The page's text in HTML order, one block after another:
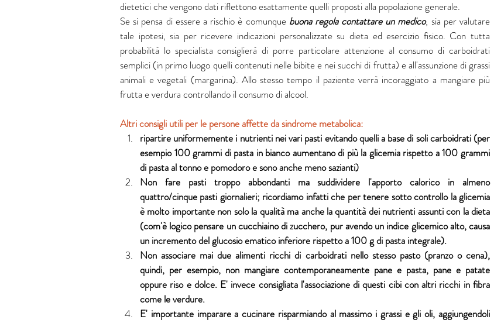
dietetici che vengono dati riflettono esattamente quelli proposti alla popolazione generale.
Se si pensa di essere a rischio è comunque buona regola contattare un medico, sia per valutare
tale ipotesi, sia per ricevere indicazioni personalizzate su dieta ed esercizio fisico. Con tutta
probabilità lo specialista consiglierà di porre particolare attenzione al consumo di carboidrati
semplici (in primo luogo quelli contenuti nelle bibite e nei succhi di frutta) e all'assunzione di grassi
animali e vegetali (margarina). Allo stesso tempo il paziente verrà incoraggiato a mangiare più
frutta e verdura controllando il consumo di alcool.
Altri consigli utili per le persone affette da sindrome metabolica:
ripartire uniformemente i nutrienti nei vari pasti evitando quelli a base di soli carboidrati (per
esempio 100 grammi di pasta in bianco aumentano di più la glicemia rispetto a 100 grammi
di pasta al tonno e pomodoro e sono anche meno sazianti)
Non fare pasti troppo abbondanti ma suddividere l'apporto calorico in almeno
quattro/cinque pasti giornalieri; ricordiamo infatti che per tenere sotto controllo la glicemia
è molto importante non solo la qualità ma anche la quantità dei nutrienti assunti con la dieta
(com'è logico pensare un cucchiaino di zucchero, pur avendo un indice glicemico alto, causa
un incremento del glucosio ematico inferiore rispetto a 100 g di pasta integrale).
Non associare mai due alimenti ricchi di carboidrati nello stesso pasto (pranzo o cena),
quindi, per esempio, non mangiare contemporaneamente pane e pasta, pane e patate
oppure riso e dolce. E' invece consigliata l'associazione di questi cibi con altri ricchi in fibra
come le verdure.
E' importante imparare a cucinare risparmiando al massimo i grassi e gli oli, aggiungendoli